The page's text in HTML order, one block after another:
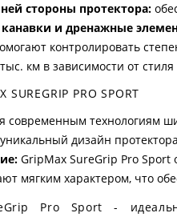
стороны протектора:
и дренажные
контролировать
км в зависимости от
PRO SPORT
современным технологиям
уникальный дизайн
GripMax SureGrip Pro Sport
мягким характером, что
Pro Sport -